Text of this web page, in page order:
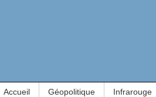
Accueil Géopolitique Infrarouge